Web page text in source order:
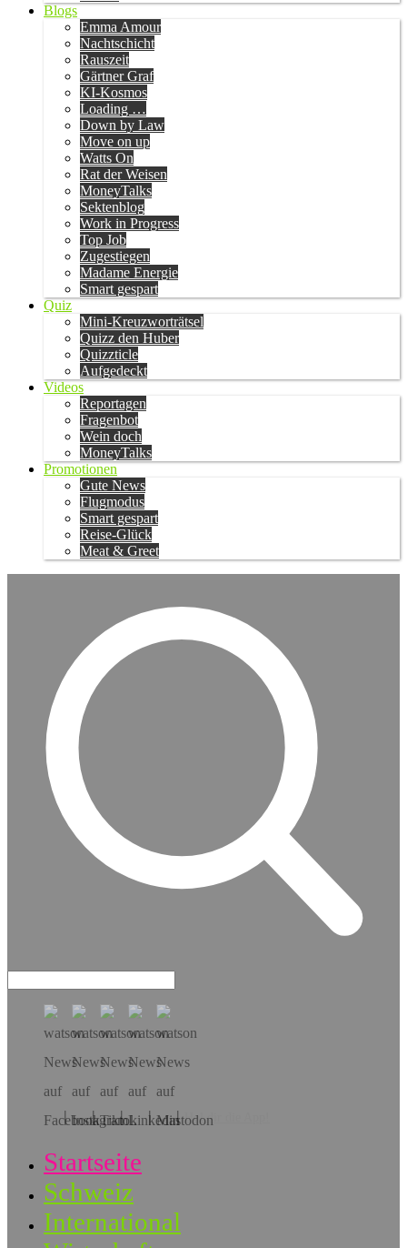
Blogs
Emma Amour
Nachtschicht
Rauszeit
Gärtner Graf
KI-Kosmos
Loading …
Down by Law
Move on up
Watts On
Rat der Weisen
MoneyTalks
Sektenblog
Work in Progress
Top Job
Zugestiegen
Madame Energie
Smart gespart
Quiz
Mini-Kreuzworträtsel
Quizz den Huber
Quizzticle
Aufgedeckt
Videos
Reportagen
Fragenbot
Wein doch
MoneyTalks
Promotionen
Gute News
Flugmodus
Smart gespart
Reise-Glück
Meat & Greet
Hol dir die App!
Startseite
Schweiz
International